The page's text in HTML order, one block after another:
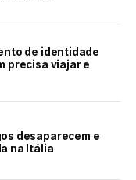
de identidade
precisa viajar e
desaparecem e
na Itália